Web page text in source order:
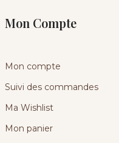
Mon Compte
Mon compte
Suivi des commandes
Ma Wishlist
Mon panier